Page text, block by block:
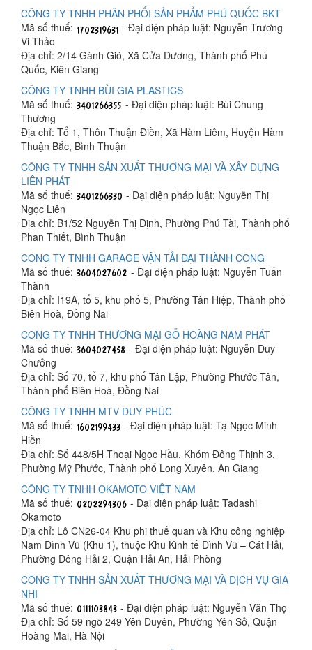
CÔNG TY TNHH PHÂN PHỐI SẢN PHẨM PHÚ QUỐC BKT
Mã số thuế:
- Đại diện pháp luật: Nguyễn Trương
Vi Thảo
Địa chỉ: 2/14 Gành Gió, Xã Cửa Dương, Thành phố Phú
Quốc, Kiên Giang
CÔNG TY TNHH BÙI GIA PLASTICS
Mã số thuế:
- Đại diện pháp luật: Bùi Chung
Thương
Địa chỉ: Tổ 1, Thôn Thuận Điền, Xã Hàm Liêm, Huyện Hàm
Thuận Bắc, Bình Thuận
CÔNG TY TNHH SẢN XUẤT THƯƠNG MẠI VÀ XÂY DỰNG
LIÊN PHÁT
Mã số thuế:
- Đại diện pháp luật: Nguyễn Thị
Ngọc Liên
Địa chỉ: B1/52 Nguyễn Thị Định, Phường Phú Tài, Thành phố
Phan Thiết, Bình Thuận
CÔNG TY TNHH GARAGE VẬN TẢI ĐẠI THÀNH CÔNG
Mã số thuế:
- Đại diện pháp luật: Nguyễn Tuấn
Thành
Địa chỉ: I19A, tổ 5, khu phố 5, Phường Tân Hiệp, Thành phố
Biên Hoà, Đồng Nai
CÔNG TY TNHH THƯƠNG MẠI GỖ HOÀNG NAM PHÁT
Mã số thuế:
- Đại diện pháp luật: Nguyễn Duy
Chưởng
Địa chỉ: Số 70, tổ 7, khu phố Tân Lập, Phường Phước Tân,
Thành phố Biên Hoà, Đồng Nai
CÔNG TY TNHH MTV DUY PHÚC
Mã số thuế:
- Đại diện pháp luật: Tạ Ngọc Minh
Hiền
Địa chỉ: Số 448/5H Thoại Ngọc Hầu, Khóm Đông Thịnh 3,
Phường Mỹ Phước, Thành phố Long Xuyên, An Giang
CÔNG TY TNHH OKAMOTO VIỆT NAM
Mã số thuế:
- Đại diện pháp luật: Tadashi
Okamoto
Địa chỉ: Lô CN26-04 Khu phi thuế quan và Khu công nghiệp
Nam Đình Vũ (Khu 1), thuộc Khu Kinh tế Đình Vũ – Cát Hải,
Phường Đông Hải 2, Quận Hải An, Hải Phòng
CÔNG TY TNHH SẢN XUẤT THƯƠNG MẠI VÀ DỊCH VỤ GIA
NHI
Mã số thuế:
- Đại diện pháp luật: Nguyễn Văn Thọ
Địa chỉ: Số 59 ngõ 249 Yên Duyên, Phường Yên Sở, Quận
Hoàng Mai, Hà Nội